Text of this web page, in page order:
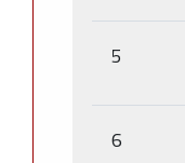
5
6